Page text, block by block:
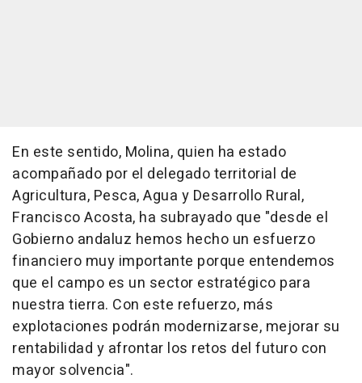
En este sentido, Molina, quien ha estado
acompañado por el delegado territorial de
Agricultura, Pesca, Agua y Desarrollo Rural,
Francisco Acosta, ha subrayado que "desde el
Gobierno andaluz hemos hecho un esfuerzo
financiero muy importante porque entendemos
que el campo es un sector estratégico para
nuestra tierra. Con este refuerzo, más
explotaciones podrán modernizarse, mejorar su
rentabilidad y afrontar los retos del futuro con
mayor solvencia".